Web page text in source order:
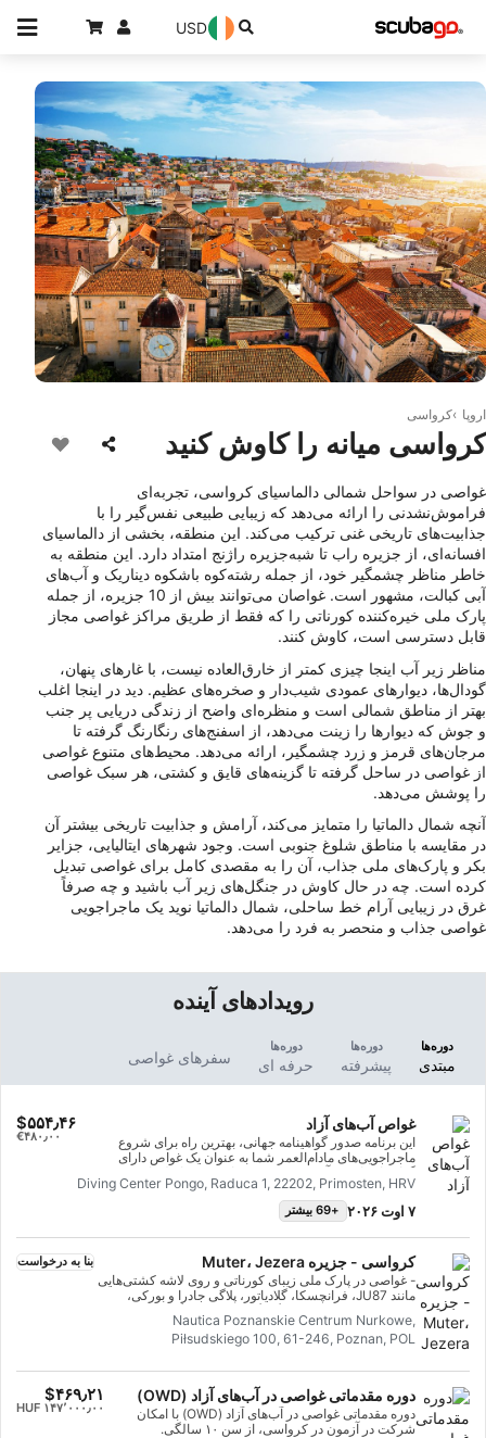
USD
اروپا کرواسی
کرواسی میانه را کاوش کنید
غواصی در سواحل شمالی دالماسیای کرواسی، تجربه‌ای
فراموش‌نشدنی را ارائه می‌دهد که زیبایی طبیعی نفس‌گیر را با
جذابیت‌های تاریخی غنی ترکیب می‌کند. این منطقه، بخشی از دالماسیای
افسانه‌ای، از جزیره راب تا شبه‌جزیره راژنج امتداد دارد. این منطقه به
خاطر مناظر چشمگیر خود، از جمله رشته‌کوه باشکوه دیناریک و آب‌های
آبی کبالت، مشهور است. غواصان می‌توانند بیش از 10 جزیره، از جمله
پارک ملی خیره‌کننده کورناتی را که فقط از طریق مراکز غواصی مجاز
قابل دسترسی است، کاوش کنند.
مناظر زیر آب اینجا چیزی کمتر از خارق‌العاده نیست، با غارهای پنهان،
گودال‌ها، دیوارهای عمودی شیب‌دار و صخره‌های عظیم. دید در اینجا اغلب
بهتر از مناطق شمالی است و منظره‌ای واضح از زندگی دریایی پر جنب
و جوش که دیوارها را زینت می‌دهد، از اسفنج‌های رنگارنگ گرفته تا
مرجان‌های قرمز و زرد چشمگیر، ارائه می‌دهد. محیط‌های متنوع غواصی
از غواصی در ساحل گرفته تا گزینه‌های قایق و کشتی، هر سبک غواصی
را پوشش می‌دهد.
آنچه شمال دالماتیا را متمایز می‌کند، آرامش و جذابیت تاریخی بیشتر آن
در مقایسه با مناطق شلوغ جنوبی است. وجود شهرهای ایتالیایی، جزایر
بکر و پارک‌های ملی جذاب، آن را به مقصدی کامل برای غواصی تبدیل
کرده است. چه در حال کاوش در جنگل‌های زیر آب باشید و چه صرفاً
غرق در زیبایی آرام خط ساحلی، شمال دالماتیا نوید یک ماجراجویی
غواصی جذاب و منحصر به فرد را می‌دهد.
رویدادهای آینده
دوره‌ها
مبتدی
دوره‌ها
پیشرفته
دوره‌ها
حرفه ای سفرهای غواصی
غواص آب‌های آزاد
این برنامه صدور گواهینامه جهانی، بهترین راه برای شروع
ماجراجویی‌های مادام‌العمر شما به عنوان یک غواص دارای
گواهینامه است. آموزش شخصی‌سازی‌شده با جلسات تمرینی
درون آب ترکیب می‌شود تا اطمینان حاصل شود که شما
مهارت‌ها و تجربه لازم برای راحتی واقعی در زیر آب را دارید. شما
گواهینامه SSI Open Water Diver را کسب خواهید کرد.
Diving Center Pongo, Raduca 1, 22202, Primosten, HRV
۷ اوت ۲۰۲۶ +69 بیشتر
‎$۵۵۴٫۴۶
‎€۴۸۰٫۰۰
کرواسی - جزیره Muter، Jezera
- غواصی در پارک ملی زیبای کورناتی و روی لاشه کشتی‌هایی
مانند JU87، فرانچسکا، گلادیاتور، پلاگی جادرا و بورکی،
دیواره‌های زیبایی که پر از گورگونی‌ها و خرچنگ‌های واقعی
هستند. - ما با مرکز غواصی ناتیلوس غواصی می‌کنیم. - سفر
- با ماشین یا هواپیما برنامه‌ریزی می‌شود. - اقامت در
محلی، با پرداخت هزینه محلی. - غواصی از قایق انجام
می‌شود. دو غواصی در روز به مدت 5 روز برنامه‌ریزی شده
است.
Nautica Poznanskie Centrum Nurkowe,
Piłsudskiego 100, 61-246, Poznan, POL
بنا به درخواست
دوره مقدماتی غواصی در آب‌های آزاد (OWD)
دوره مقدماتی غواصی در آب‌های آزاد (OWD) با امکان
شرکت در آزمون در کرواسی، از سن ۱۰ سالگی.
‎$۴۶۹٫۲۱
‎HUF ۱۴۷٬۰۰۰٫۰۰